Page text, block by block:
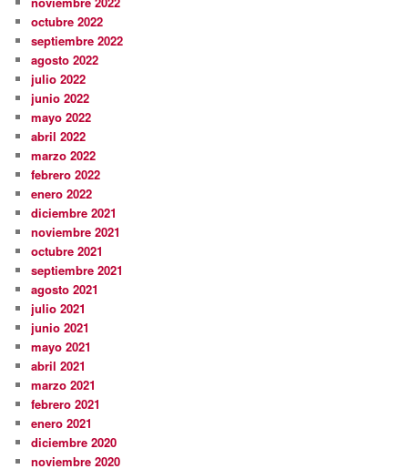
octubre 2022
septiembre 2022
agosto 2022
julio 2022
junio 2022
mayo 2022
abril 2022
marzo 2022
febrero 2022
enero 2022
diciembre 2021
noviembre 2021
octubre 2021
septiembre 2021
agosto 2021
julio 2021
junio 2021
mayo 2021
abril 2021
marzo 2021
febrero 2021
enero 2021
diciembre 2020
noviembre 2020